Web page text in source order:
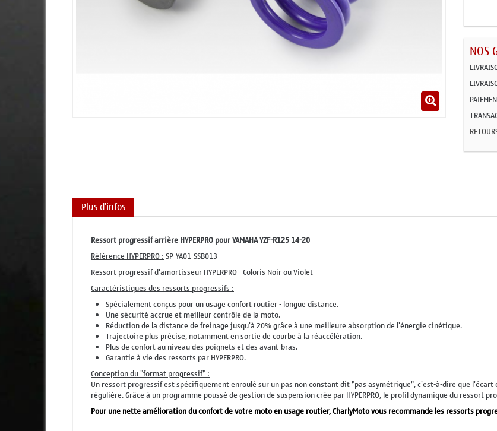
NOS
Plus d'infos
Ressort progressif arrière HYPERPRO pour YAMAHA YZF-R125 14-20
Référence HYPERPRO :SP-YA01-SSB013
Ressort progressif d'amortisseur HYPERPRO - Coloris Noir ou Violet
Caractéristiques des ressorts progressifs :
Spécialement conçus pour un usage confort routier - longue distance.
Une sécurité accrue et meilleur contrôle de la moto.
Réduction de la distance de freinage jusqu'à 20% grâce à une meilleure absorption de l'énergie cinétique.
Trajectoire plus précise, notamment en sortie de courbe à la réaccélération.
Plus de confort au niveau des poignets et des avant-bras.
Garantie à vie des ressorts par HYPERPRO.
Conception du "format progressif" :
Un ressort progressif est spécifiquement enroulé sur un pas non constant dit "pas asymétrique", c'est-à-dire que
régulière. Grâce à un programme poussé de gestion de suspension crée par HYPERPRO, le profil dynamique du
Pour une nette amélioration du confort de votre moto en usage routier, CharlyMoto vous recommande les ressorts